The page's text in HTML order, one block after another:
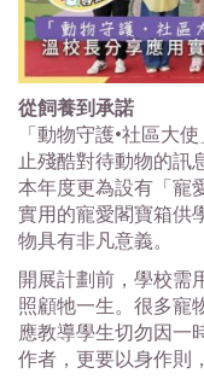
從飼養到承諾
「動物守護•社區大
止殘酷對待動物的訊
本年度更為設有「寵
實用的寵愛閣寶箱供
物具有非凡意義。
開展計劃前，學校需
照顧牠一生。很多寵
應教導學生切勿因一
作者，更要以身作則